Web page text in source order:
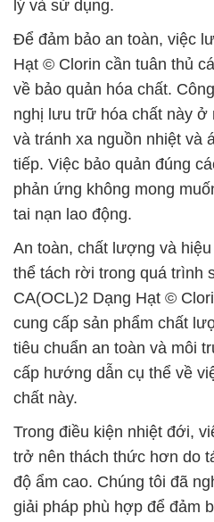
lý và sử dụng.
Để đảm bảo an toàn, việc
Hạt © Clorin cần tuân thủ
về bảo quản hóa chất.
nghị lưu trữ hóa chất này ở
và tránh xa nguồn nhiệt và
tiếp. Việc bảo quản đúng
phản ứng không mong
tai nạn lao động.
An toàn, chất lượng và
thể tách rời trong quá trình
CA(OCL)2 Dạng Hạt ©
cung cấp sản phẩm chất
tiêu chuẩn an toàn và môi
cấp hướng dẫn cụ thể về
chất này.
Trong điều kiện nhiệt đới,
trở nên thách thức hơn do
độ ẩm cao. Chúng tôi đã
giải pháp phù hợp để đảm